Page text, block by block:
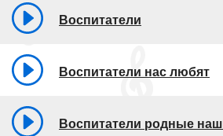
Воспитатели
Воспитатели нас любят
Воспитатели родные